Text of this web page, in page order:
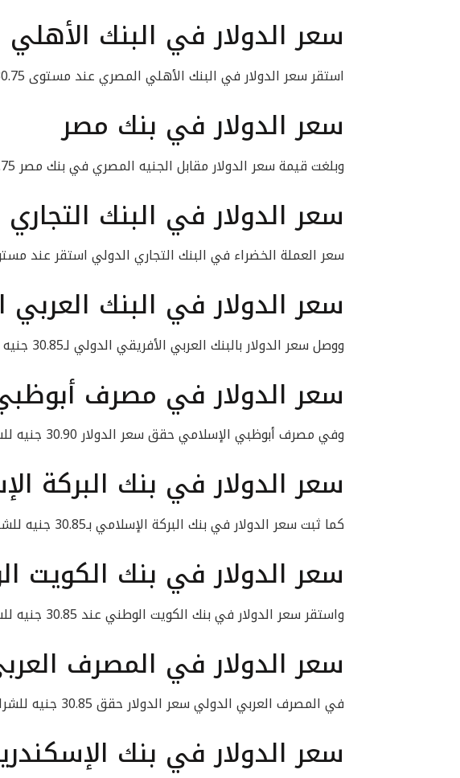
سعر الدولار في البنك
استقر سعر الدولار في البنك الأهلي المصري عند مستوى 30.75 جنيه للشراء و30.85 جنيه للبيع.
سعر الدولار في بنك مصر
وبلغت قيمة سعر الدولار مقابل الجنيه المصري في بنك مصر 30.75 جنيه للشراء و30.85 جنيه للبيع.
سعر الدولار في البنك
سعر العملة الخضراء في البنك التجاري الدولي استقر عند مستوى 30.85 جنيه للشراء و30.95 جنيه
سعر الدولار في البنك العربي
ووصل سعر الدولار بالبنك العربي الأفريقي الدولي لـ30.85 جنيه للشراء و30.95 جنيه للبيع.
سعر الدولار في مصرف
وفي مصرف أبوظبي الإسلامي حقق سعر الدولار 30.90 جنيه للشراء و30.95 جنيه للبيع.
سعر الدولار في بنك البركة
كما ثبت سعر الدولار في بنك البركة الإسلامي بـ30.85 جنيه للشراء و30.95 جنيه للبيع.
سعر الدولار في بنك الكويت
واستقر سعر الدولار في بنك الكويت الوطني عند 30.85 جنيه للشراء و30.95 جنيه للبيع.
سعر الدولار في المصرف
في المصرف العربي الدولي سعر الدولار حقق 30.85 جنيه للشراء و30.95 جنيه للبيع.
سعر الدولار في بنك